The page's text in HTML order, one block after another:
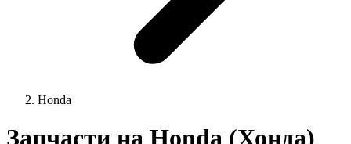
Honda
Запчасти на Honda (Хонда)